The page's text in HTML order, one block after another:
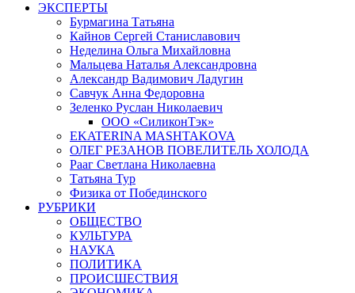
ЭКСПЕРТЫ
Бурмагина Татьяна
Кайнов Сергей Станиславович
Неделина Ольга Михайловна
Мальцева Наталья Александровна
Александр Вадимович Ладугин
Савчук Анна Федоровна
Зеленко Руслан Николаевич
ООО «СиликонТэк»
EKATERINA MASHTAKOVA
ОЛЕГ РЕЗАНОВ ПОВЕЛИТЕЛЬ ХОЛОДА
Рааг Светлана Николаевна
Татьяна Тур
Физика от Побединского
РУБРИКИ
ОБЩЕСТВО
КУЛЬТУРА
НАУКА
ПОЛИТИКА
ПРОИСШЕСТВИЯ